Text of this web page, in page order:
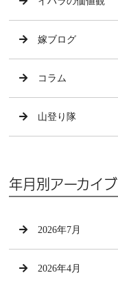
嫁ブログ
コラム
山登り隊
年月別アーカイブ
2026年7月
2026年4月